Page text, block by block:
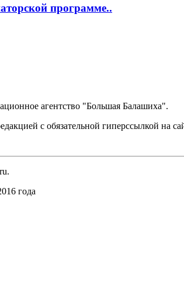
программе..
агентство "Большая Балашиха".
с обязательной гиперссылкой на
года